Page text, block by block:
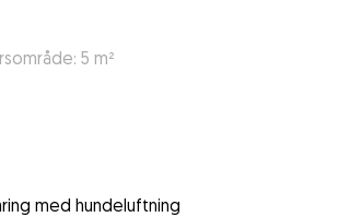
5 m²
med hundeluftning